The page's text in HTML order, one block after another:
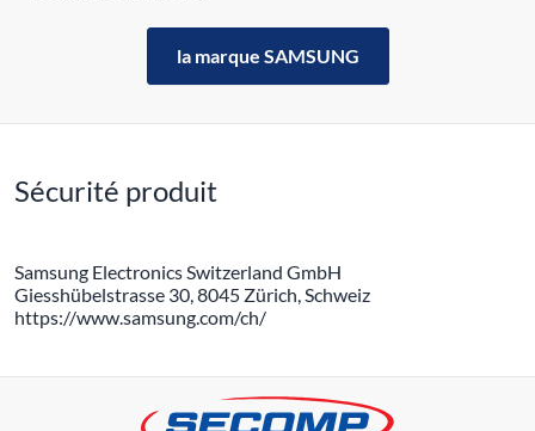
la marque SAMSUNG
Sécurité produit
Samsung Electronics Switzerland GmbH
Giesshübelstrasse 30, 8045 Zürich, Schweiz
https://www.samsung.com/ch/